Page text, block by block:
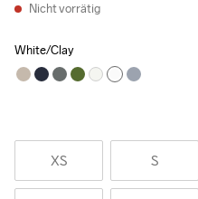
Nicht vorrätig
White/Clay
XS S